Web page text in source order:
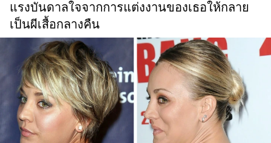
แรงบันดาลใจจากการแต่งงานของเธอให้กลาย
เป็นผีเสื้อกลางคืน